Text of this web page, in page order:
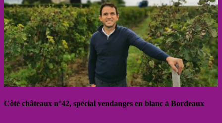
Côté châteaux n°42, spécial vendanges en blanc à Bordeaux